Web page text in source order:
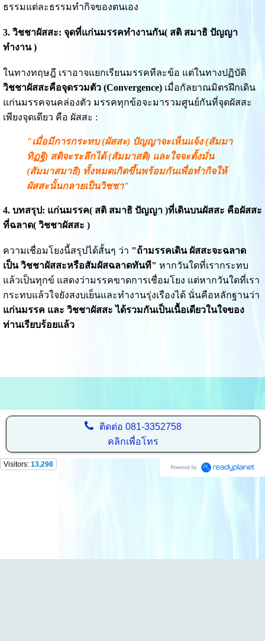
ธรรมแต่ละธรรมทำกิจของตนเอง
3. วิชชาผัสสะ: จุดที่แก่นมรรคทำงานกัน( สติ สมาธิ ปัญญา
ทำงาน )
ในทางทฤษฎี เราอาจแยกเรียนมรรคทีละข้อ แต่ในทางปฏิบัติ
วิชชาผัสสะคือจุดรวมตัว (Convergence)เมื่อกัลยาณมิตรฝึกเดิน
แก่นมรรคจนคล่องตัว มรรคทุกข้อจะมารวมศูนย์กันที่จุดผัสสะ
เพียงจุดเดียว คือ ผัสสะ :
"เมื่อมีการกระทบ (ผัสสะ) ปัญญาจะเห็นแจ้ง (สัมมา
ทิฏฐิ) สติจะระลึกได้ (สัมมาสติ) และใจจะตั้งมั่น
(สัมมาสมาธิ) ทั้งหมดเกิดขึ้นพร้อมกันเพื่อทำกิจให้
ผัสสะนั้นกลายเป็นวิชชา"
4. บทสรุป: แก่นมรรค( สติ สมาธิ ปัญญา )ที่เดินบนผัสสะ คือผัสสะ
ที่ฉลาด( วิชชาผัสสะ )
ความเชื่อมโยงนี้สรุปได้สั้นๆ ว่า "ถ้ามรรคเดิน ผัสสะจะฉลาด
เป็น วิชชาผัสสะหรือสัมผัสฉลาดทันที" หากวันใดที่เรากระทบ
แล้วเป็นทุกข์ แสดงว่ามรรคขาดการเชื่อมโยง แต่หากวันใดที่เรา
กระทบแล้วใจยังสงบเย็นและทำงานรุ่งเรืองได้ นั่นคือหลักฐานว่า
แก่นมรรค และ วิชชาผัสสะ ได้รวมกันเป็นเนื้อเดียวในใจของ
ท่านเรียบร้อยแล้ว
ติดต่อ 081-3352758
คลิกเพื่อโทร
Visitors: 13,298